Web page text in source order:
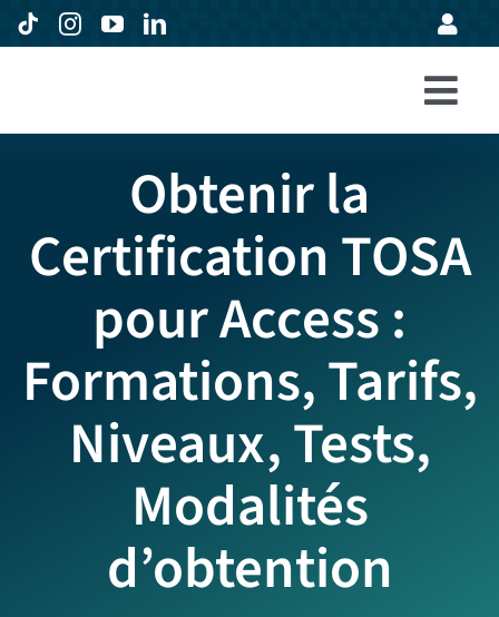
Passer
au
Formations
Entreprises
Avis
À propos
Obtenir la
Certification TOSA
pour Access :
Formations, Tarifs,
Niveaux, Tests,
Modalités
d’obtention